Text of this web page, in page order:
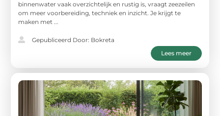
binnenwater vaak overzichtelijk en rustig is, vraagt zeezeilen
om meer voorbereiding, techniek en inzicht. Je krijgt te
maken met ...
Gepubliceerd Door: Bokreta
Lees meer